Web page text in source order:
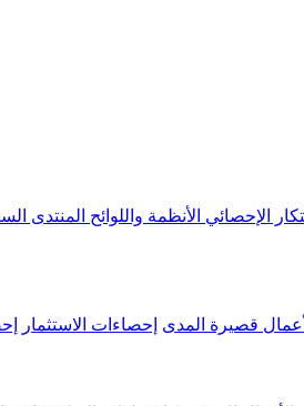
الإحصائي الأنظمة واللوائح المنتدى
قصيرة المدى إحصاءات الاستثمار